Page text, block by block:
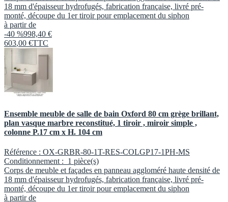
18 mm d'épaisseur hydrofugés, fabrication française, livré pré-
monté, découpe du 1er tiroir pour emplacement du siphon
à partir de
-40 %998,40 €
603,00 €TTC
Ensemble meuble de salle de bain Oxford 80 cm grège brillant,
plan vasque marbre reconstitué, 1 tiroir , miroir simple ,
colonne P.17 cm x H. 104 cm
Référence : OX-GRBR-80-1T-RES-COLGP17-1PH-MS
Conditionnement : 1 pièce(s)
Corps de meuble et façades en panneau aggloméré haute densité de
18 mm d'épaisseur hydrofugés, fabrication française, livré pré-
monté, découpe du 1er tiroir pour emplacement du siphon
à partir de